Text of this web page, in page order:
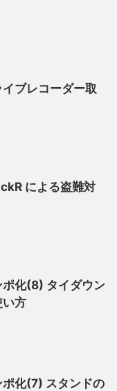
ブレコーダー取
による盗難対
化(8) タイダウン
い方
化(7) スタンドの